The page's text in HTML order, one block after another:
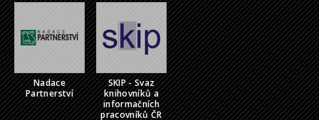
Nadace
Partnerství
SKIP - Svaz
knihovníků a
informačních
pracovníků ČR